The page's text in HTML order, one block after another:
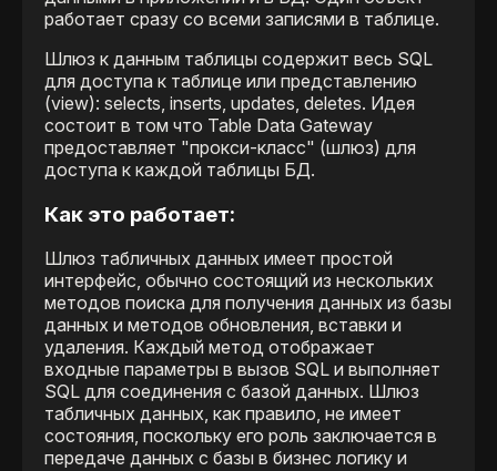
работает сразу со всеми записями в таблице.
Шлюз к данным таблицы содержит весь SQL
для доступа к таблице или представлению
(view): selects, inserts, updates, deletes. Идея
состоит в том что Table Data Gateway
предоставляет "прокси-класс" (шлюз) для
доступа к каждой таблицы БД.
Как это работает:
Шлюз табличных данных имеет простой
интерфейс, обычно состоящий из нескольких
методов поиска для получения данных из базы
данных и методов обновления, вставки и
удаления. Каждый метод отображает
входные параметры в вызов SQL и выполняет
SQL для соединения с базой данных. Шлюз
табличных данных, как правило, не имеет
состояния, поскольку его роль заключается в
передаче данных с базы в бизнес логику и